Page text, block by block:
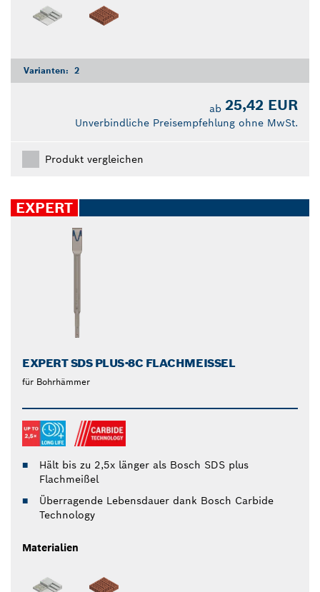
Varianten: 2
ab 25,42 EUR
Unverbindliche Preisempfehlung ohne MwSt.
Produkt vergleichen
EXPERT
EXPERT SDS PLUS-8C FLACHMEISSEL
für Bohrhämmer
Hält bis zu 2,5x länger als Bosch SDS plus
Flachmeißel
Überragende Lebensdauer dank Bosch Carbide
Technology
Materialien